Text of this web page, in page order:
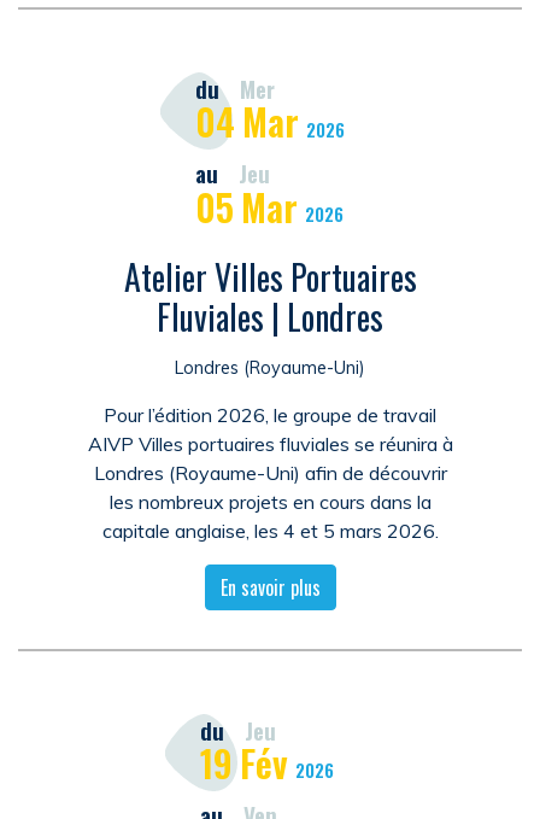
du Mer
04 Mar 2026
au Jeu
05 Mar 2026
Atelier Villes Portuaires
Fluviales | Londres
Londres (Royaume-Uni)
Pour l’édition 2026, le groupe de travail
AIVP Villes portuaires fluviales se réunira à
Londres (Royaume-Uni) afin de découvrir
les nombreux projets en cours dans la
capitale anglaise, les 4 et 5 mars 2026.
En savoir plus
du Jeu
19 Fév 2026